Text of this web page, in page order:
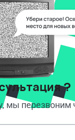
?
мы перезвоним